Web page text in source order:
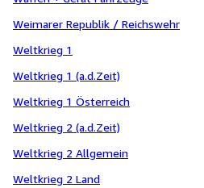
Weimarer Republik / Reichswehr
Weltkrieg 1
Weltkrieg 1 (a.d.Zeit)
Weltkrieg 1 Österreich
Weltkrieg 2 (a.d.Zeit)
Weltkrieg 2 Allgemein
Weltkrieg 2 Land